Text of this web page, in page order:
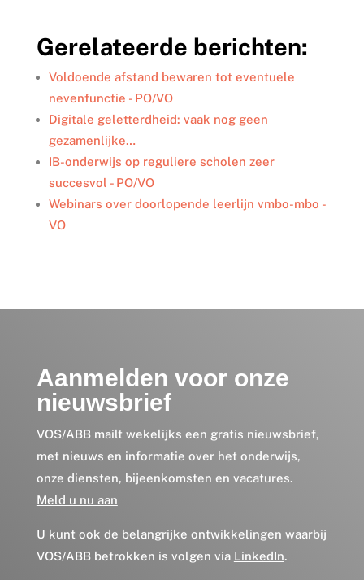
e
d
I
n
b
o
o
k
t
e
r
l
n
Gerelateerde berichten:
Voldoende afstand bewaren tot eventuele
nevenfunctie - PO/VO
Digitale geletterdheid: vaak nog geen
gezamenlijke…
IB-onderwijs op reguliere scholen zeer
succesvol - PO/VO
Webinars over doorlopende leerlijn vmbo-mbo -
VO
Aanmelden voor onze
nieuwsbrief
VOS/ABB mailt wekelijks een gratis nieuwsbrief,
met nieuws en informatie over het onderwijs,
onze diensten, bijeenkomsten en vacatures.
Meld u nu aan
U kunt ook de belangrijke ontwikkelingen waarbij
VOS/ABB betrokken is volgen via LinkedIn.